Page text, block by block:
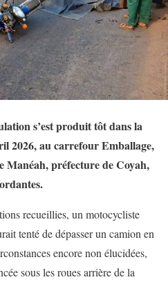
s’est produit tôt dans la
2026, au carrefour Emballage,
Manéah, préfecture de Coyah,
recueillies, un motocycliste
tenté de dépasser un camion en
encore non élucidées,
sous les roues arrière de la